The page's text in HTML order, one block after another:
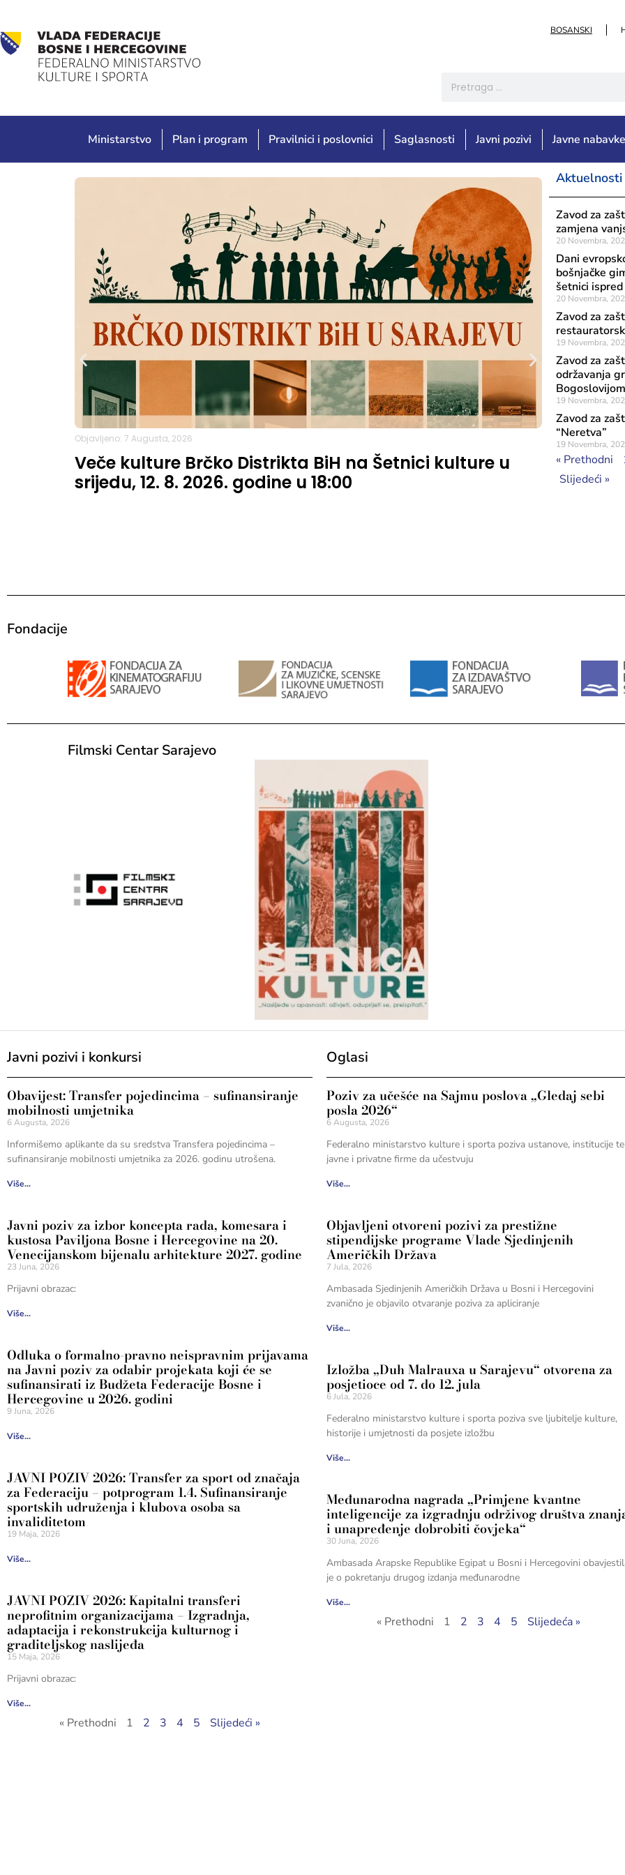
BOSANSKI
Ministarstvo Plan i program Pravilnici i poslovnici Saglasnosti Javni pozivi Javne
Objavljeno: 7 Augusta, 2026
Veče kulture Brčko Distrikta BiH na Šetnici kulture u
srijedu, 12. 8. 2026. godine u 18:00
Objavljeno: 7
Aktuelnosti
Zavod za
zamjena
20 Novembra,
Dani
bošnjačke
šetnici
20 Novembra,
Zavod za
19 Novembra,
Zavod za
održavanja
Bogoslovijom
19 Novembra,
Zavod za
“Neretva”
19 Novembra,
« Prethodni
Slijedeći »
Fondacije
Filmski Centar Sarajevo
Javni pozivi i konkursi
Obavijest: Transfer pojedincima – sufinansiranje
mobilnosti umjetnika
6 Augusta, 2026
Informišemo aplikante da su sredstva Transfera pojedincima –
sufinansiranje mobilnosti umjetnika za 2026. godinu utrošena.
Više...
Javni poziv za izbor koncepta rada, komesara i
kustosa Paviljona Bosne i Hercegovine na 20.
Venecijanskom bijenalu arhitekture 2027. godine
23 Juna, 2026
Prijavni obrazac:
Više...
Odluka o formalno-pravno neispravnim prijavama
na Javni poziv za odabir projekata koji će se
sufinansirati iz Budžeta Federacije Bosne i
Hercegovine u 2026. godini
9 Juna, 2026
Više...
JAVNI POZIV 2026: Transfer za sport od značaja
za Federaciju – potprogram 1.4. Sufinansiranje
sportskih udruženja i klubova osoba sa
invaliditetom
19 Maja, 2026
Više...
JAVNI POZIV 2026: Kapitalni transferi
neprofitnim organizacijama – Izgradnja,
adaptacija i rekonstrukcija kulturnog i
graditeljskog naslijeđa
15 Maja, 2026
Prijavni obrazac:
Više...
« Prethodni 1 2 3 4 5 Slijedeći »
Oglasi
Poziv za učešće na Sajmu poslova „Gledaj sebi
posla 2026“
6 Augusta, 2026
Federalno ministarstvo kulture i sporta poziva ustanove, institucije te
javne i privatne firme da učestvuju
Više...
Objavljeni otvoreni pozivi za prestižne
stipendijske programe Vlade Sjedinjenih
Američkih Država
7 Jula, 2026
Ambasada Sjedinjenih Američkih Država u Bosni i Hercegovini
zvanično je objavilo otvaranje poziva za apliciranje
Više...
Izložba „Duh Malrauxa u Sarajevu“ otvorena za
posjetioce od 7. do 12. jula
6 Jula, 2026
Federalno ministarstvo kulture i sporta poziva sve ljubitelje kulture,
historije i umjetnosti da posjete izložbu
Više...
Međunarodna nagrada „Primjene kvantne
inteligencije za izgradnju održivog društva
i unapređenje dobrobiti čovjeka“
30 Juna, 2026
Ambasada Arapske Republike Egipat u Bosni i Hercegovini
je o pokretanju drugog izdanja međunarodne
Više...
« Prethodni 1 2 3 4 5 Slijedeća »